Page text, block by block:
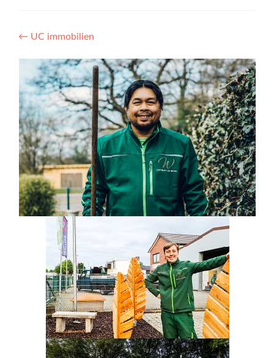
Beitragsnavigation
← UC immobilien